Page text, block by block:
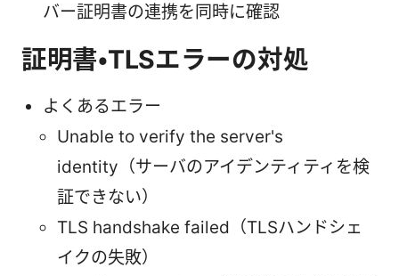
バー証明書の連携を同時に確認
証明書・TLSエラーの対処
よくあるエラー
Unable to verify the server's
identity（サーバのアイデンティティを検
証できない）
TLS handshake failed（TLSハンドシェ
イクの失敗）